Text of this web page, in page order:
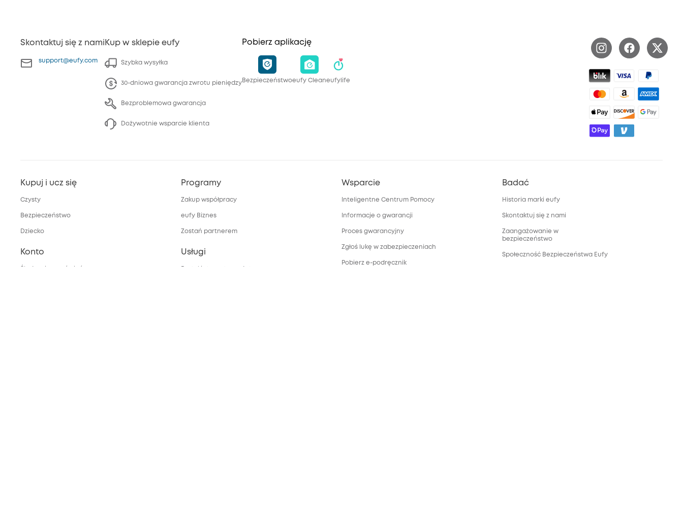
Skontaktuj się z nami
support@eufy.com
Kup w sklepie eufy
Szybka wysyłka
30-dniowa gwarancja zwrotu pieniędzy
Bezproblemowa gwarancja
Dożywotnie wsparcie klienta
Pobierz aplikację
Bezpieczeństwoeufy Cleaneufylife
Kupuj i ucz się
Czysty
Bezpieczeństwo
Dziecko
Konto
Programy
Zakup współpracy
eufy Biznes
Zostań partnerem
Usługi
Wsparcie
Inteligentne Centrum Pomocy
Informacje o gwarancji
Proces gwarancyjny
Zgłoś lukę w zabezpieczeniach
Pobierz e-podręcznik
Badać
Historia marki eufy
Skontaktuj się z nami
Zaangażowanie w
bezpieczeństwo
Społeczność Bezpieczeństwa Eufy